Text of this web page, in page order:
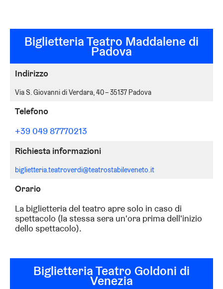
Biglietteria Teatro Maddalene di
Padova
Indirizzo
Via S. Giovanni di Verdara, 40 – 35137 Padova
Telefono
+39 049 87770213
Richiesta informazioni
biglietteria.teatroverdi@teatrostabileveneto.it
Orario
La biglietteria del teatro apre solo in caso di
spettacolo (la stessa sera un'ora prima dell'inizio
dello spettacolo).
Biglietteria Teatro Goldoni di
Venezia